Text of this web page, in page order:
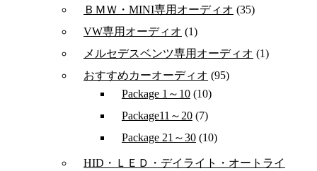
ＢＭＷ・MINI専用オーディオ (35)
VW専用オーディオ (1)
メルセデスベンツ専用オーディオ (1)
おすすめカーオーディオ (95)
Package 1～10 (10)
Package11～20 (7)
Package 21～30 (10)
HID・ＬＥＤ・デイライト・オートライ